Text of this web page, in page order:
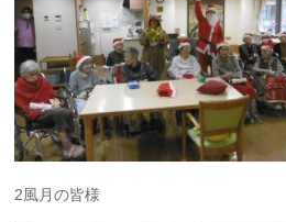
2風月の皆様